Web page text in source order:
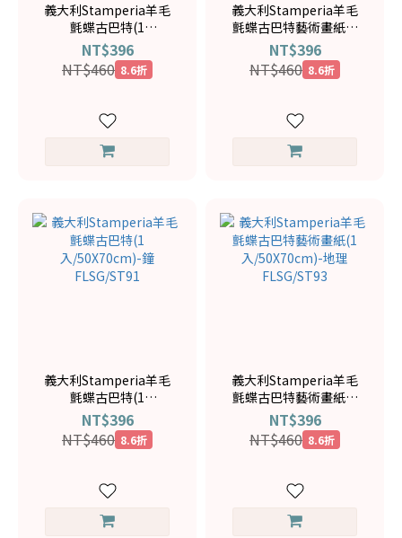
義大利Stamperia羊毛
氈蝶古巴特(1
入/50X70cm)-手錶
FLSG/ST06
NT$396
NT$460 8.6折
義大利Stamperia羊毛
氈蝶古巴特藝術畫紙(1
入/50X70cm)-蝴蝶
FLSG/ST03
NT$396
NT$460 8.6折
義大利Stamperia羊毛
氈蝶古巴特(1
入/50X70cm)-鐘
FLSG/ST91
NT$396
NT$460 8.6折
義大利Stamperia羊毛
氈蝶古巴特藝術畫紙(1
入/50X70cm)-地理
FLSG/ST93
NT$396
NT$460 8.6折